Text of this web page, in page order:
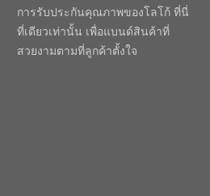
การรับประกันคุณภาพของโลโก้ ที่นี่
ที่เดียวเท่านั้น เพื่อแบนด์สินค้าที่
สวยงามตามที่ลูกค้าตั้งใจ